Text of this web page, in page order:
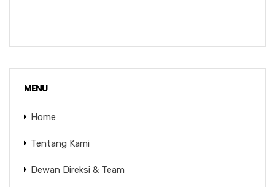
MENU
Home
Tentang Kami
Dewan Direksi & Team